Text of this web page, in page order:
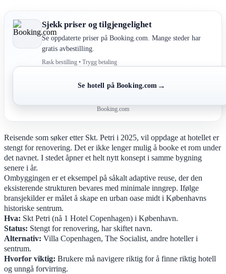
Sjekk priser og tilgjengelighet
Se oppdaterte priser på Booking.com. Mange steder har
gratis avbestilling.
Rask bestilling • Trygg betaling
Se hotell på Booking.com →
Booking.com
Reisende som søker etter Skt. Petri i 2025, vil oppdage at hotellet er
stengt for renovering. Det er ikke lenger mulig å booke et rom under
det navnet. I stedet åpner et helt nytt konsept i samme bygning
senere i år.
Ombyggingen er et eksempel på såkalt adaptive reuse, der den
eksisterende strukturen bevares med minimale inngrep. Ifølge
bransjekilder er målet å skape en urban oase midt i Københavns
historiske sentrum.
Hva: Skt Petri (nå 1 Hotel Copenhagen) i København.
Status: Stengt for renovering, har skiftet navn.
Alternativ: Villa Copenhagen, The Socialist, andre hoteller i
sentrum.
Hvorfor viktig: Brukere må navigere riktig for å finne riktig hotell
og unngå forvirring.